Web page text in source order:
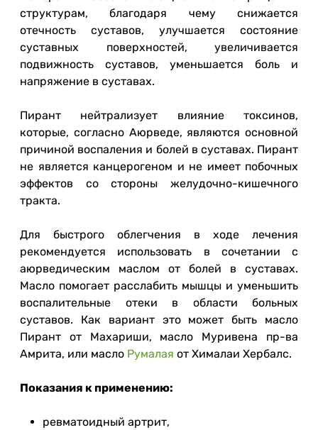
структурам, благодаря чему снижается
отечность суставов, улучшается состояние
суставных поверхностей, увеличивается
подвижность суставов, уменьшается боль и
напряжение в суставах.
Пирант нейтрализует влияние токсинов,
которые, согласно Аюрведе, являются основной
причиной воспаления и болей в суставах. Пирант
не является канцерогеном и не имеет побочных
эффектов со стороны желудочно-кишечного
тракта.
Для быстрого облегчения в ходе лечения
рекомендуется использовать в сочетании с
аюрведическим маслом от болей в суставах.
Масло помогает расслабить мышцы и уменьшить
воспалительные отеки в области больных
суставов. Как вариант это может быть масло
Пирант от Махариши, масло Муривена пр-ва
Амрита, или масло Румалая от Хималаи Хербалс.
Показания к применению:
ревматоидный артрит,